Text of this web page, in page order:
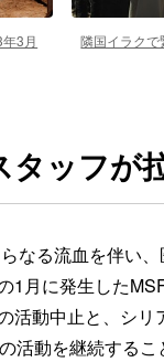
3月 隣国イラク
ッフが
なる流血を伴い
1月に発生した
活動中止と、シ
活動を継続する